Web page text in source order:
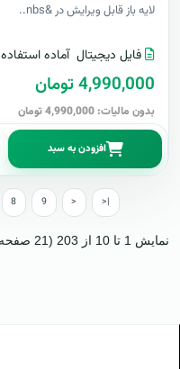
لایه باز قابل ویرایش در &nbs..
فایل دیجیتال آماده استفاده
4,990,000 تومان
بدون مالیات: 4,990,000 تومان
افزودن به سبد
8 9 > >|
نمایش 1 تا 10 از 203 (21 صفحه)